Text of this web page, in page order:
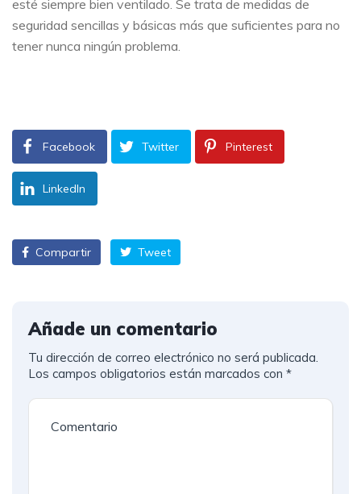
esté siempre bien ventilado. Se trata de medidas de
seguridad sencillas y básicas más que suficientes para no
tener nunca ningún problema.
Facebook Twitter Pinterest
LinkedIn
Compartir Tweet
Añade un comentario
Tu dirección de correo electrónico no será publicada.
Los campos obligatorios están marcados con *